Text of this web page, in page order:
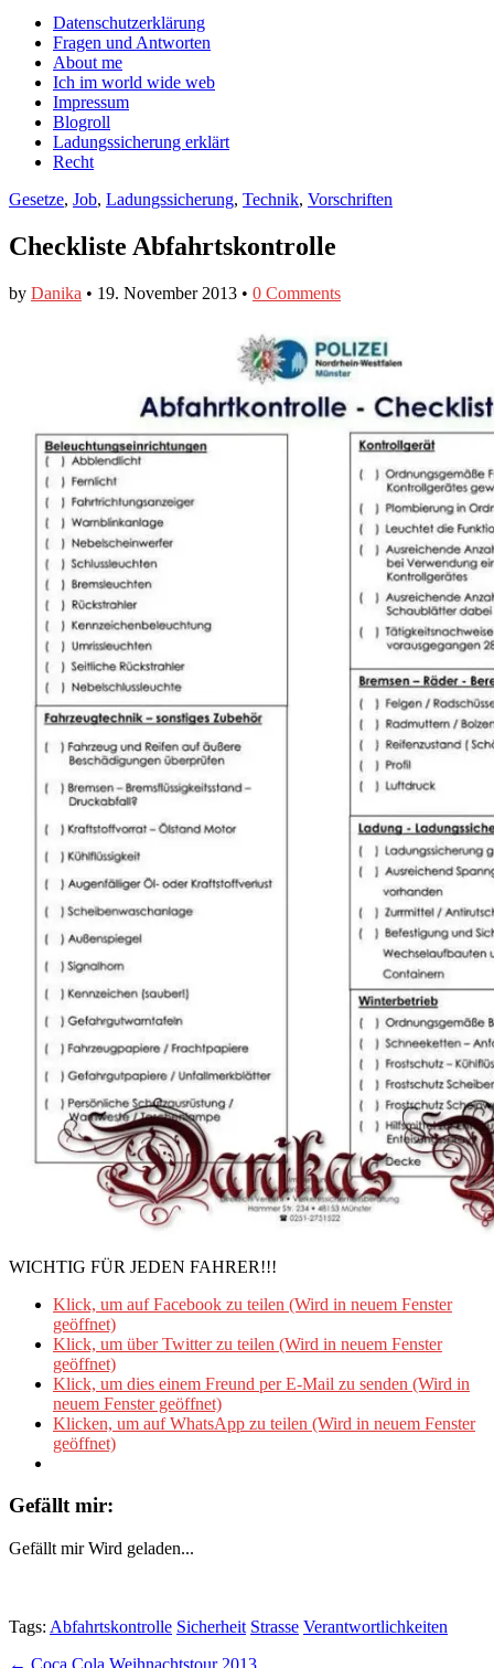
Facebook
anzeigen
Twitter
anzeigen
auf
Instagram
anzeigen
Main
menu
Skip
content
Datenschutzerklärung
Fragen und Antworten
About me
Ich im world wide web
Impressum
Blogroll
Ladungssicherung erklärt
Recht
Gesetze, Job, Ladungssicherung, Technik, Vorschriften
Checkliste Abfahrtskontrolle
by Danika • 19. November 2013 • 0 Comments
WICHTIG FÜR JEDEN FAHRER!!!
Klick, um auf Facebook zu teilen (Wird in neuem Fenster
geöffnet)
Klick, um über Twitter zu teilen (Wird in neuem Fenster
geöffnet)
Klick, um dies einem Freund per E-Mail zu senden (Wird in
neuem Fenster geöffnet)
Klicken, um auf WhatsApp zu teilen (Wird in neuem Fenster
geöffnet)
Gefällt mir:
Gefällt mir Wird geladen...
Tags: Abfahrtskontrolle Sicherheit Strasse Verantwortlichkeiten